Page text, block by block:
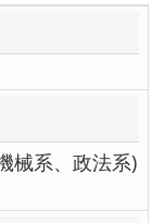
械系、政法系)